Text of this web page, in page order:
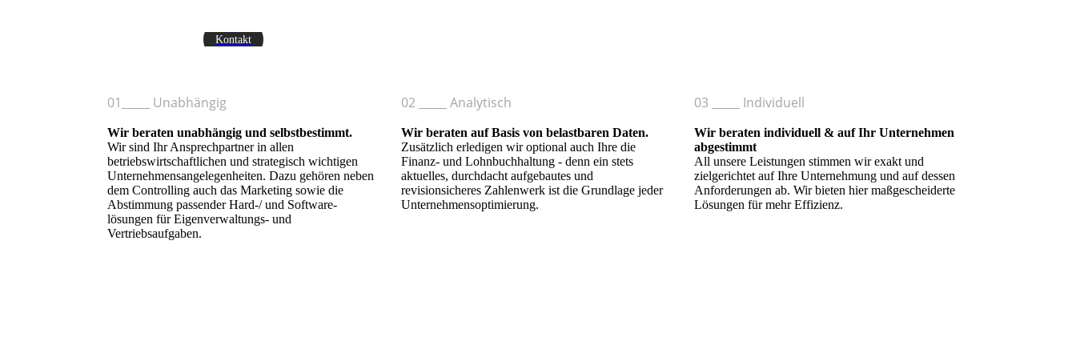
Kontakt
01_____ Unabhängig
Wir beraten unabhängig und selbstbestimmt.
Wir sind Ihr Ansprechpartner in allen
betriebswirtschaftlichen und strategisch wichtigen
Unternehmensangelegenheiten. Dazu gehören neben
dem Controlling auch das Marketing sowie die
Abstimmung passender Hard-/ und Software-
lösungen für Eigenverwaltungs- und
Vertriebsaufgaben.
02 _____ Analytisch
Wir beraten auf Basis von belastbaren Daten.
Zusätzlich erledigen wir optional auch Ihre die
Finanz- und Lohnbuchhaltung - denn ein stets
aktuelles, durchdacht aufgebautes und
revisionsicheres Zahlenwerk ist die Grundlage jeder
Unternehmensoptimierung.
03 _____ Individuell
Wir beraten individuell & auf Ihr Unternehmen
abgestimmt
All unsere Leistungen stimmen wir exakt und
zielgerichtet auf Ihre Unternehmung und auf dessen
Anforderungen ab. Wir bieten hier maßgescheiderte
Lösungen für mehr Effizienz.